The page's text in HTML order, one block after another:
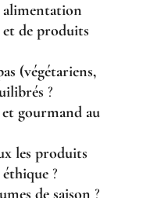
alimentation
de produits
(végétariens,
?
gourmand au
les produits
?
de saison ?